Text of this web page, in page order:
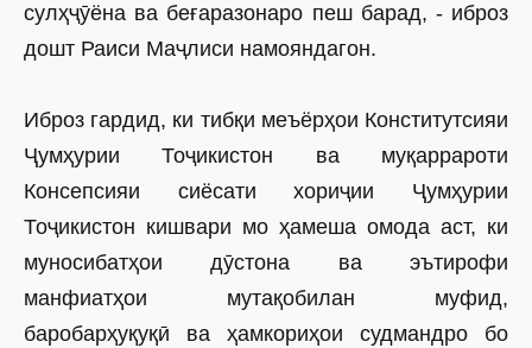
сулҳҷӯёна ва беғаразонаро пеш барад, - иброз
дошт Раиси Маҷлиси намояндагон.
Иброз гардид, ки тибқи меъёрҳои Конститутсияи
Ҷумҳурии Тоҷикис­тон ва муқаррароти
Консепсияи сиё­сати хориҷии Ҷумҳурии
Тоҷикистон кишвари мо ҳамеша омода аст, ки
муносибатҳои дӯстона ва эътирофи
манфиатҳои мутақобилан муфид,
баробарҳуқуқӣ ва ҳамкориҳои судмандро бо